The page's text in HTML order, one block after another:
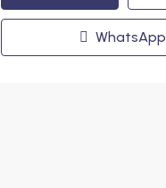
WhatsApp